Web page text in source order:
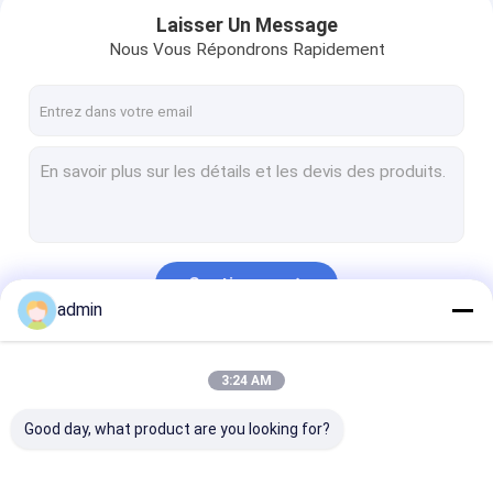
Laisser Un Message
Nous Vous Répondrons Rapidement
Continuer
admin
3:24 AM
Good day, what product are you looking for?